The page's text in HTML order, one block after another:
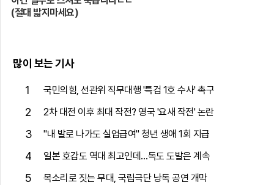
(절대 밟지마세요)
많이 보는 기사
1 국민의힘, 선관위 직무대행 '특검 1호 수사' 촉구
2 2차 대전 이후 최대 작전? 영국 '요새 작전' 논란
3 "내 발로 나가도 실업급여" 청년 생애 1회 지급
4 일본 호감도 역대 최고인데…독도 도발은 계속
5 목소리로 짓는 무대, 국립극단 낭독 공연 개막